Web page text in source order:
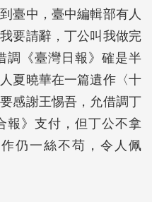
臺中，臺中編輯部有人
要請辭，丁公叫我做完
調《臺灣日報》確是半
夏曉華在一篇遺作〈十
感謝王惕吾，允借調丁
報》支付，但丁公不拿
仍一絲不苟，令人佩